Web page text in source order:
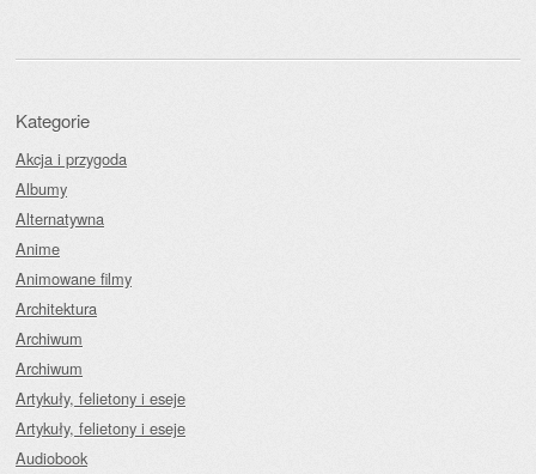
Kategorie
Akcja i przygoda
Albumy
Alternatywna
Anime
Animowane filmy
Architektura
Archiwum
Archiwum
Artykuły, felietony i eseje
Artykuły, felietony i eseje
Audiobook